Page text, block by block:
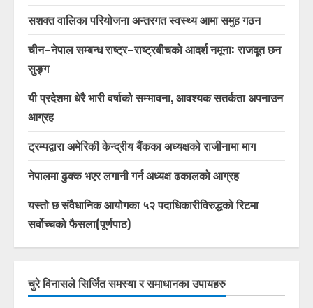
सशक्त वालिका परियोजना अन्तरगत स्वस्थ्य आमा समुह गठन
चीन–नेपाल सम्बन्ध राष्ट्र–राष्ट्रबीचको आदर्श नमूना: राजदूत छन
सुङ्ग
यी प्रदेशमा धेरै भारी वर्षाको सम्भावना, आवश्यक सतर्कता अपनाउन
आग्रह
ट्रम्पद्वारा अमेरिकी केन्द्रीय बैंकका अध्यक्षको राजीनामा माग
नेपालमा ढुक्क भएर लगानी गर्न अध्यक्ष ढकालको आग्रह
यस्तो छ संवैधानिक आयोगका ५२ पदाधिकारीविरुद्धको रिटमा
सर्वोच्चको फैसला(पूर्णपाठ)
चुरे विनासले सिर्जित समस्या र समाधानका उपायहरु